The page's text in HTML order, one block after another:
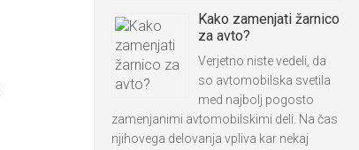
Kako zamenjati žarnico
za avto?
Verjetno niste vedeli, da
so avtomobilska svetila
med najbolj pogosto
zamenjanimi avtomobilskimi deli. Na čas
njihovega delovanja vpliva kar nekaj